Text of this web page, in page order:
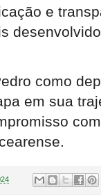
e
como
em sua